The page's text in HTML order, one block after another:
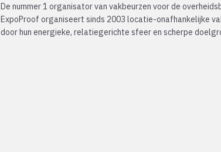
De nummer 1 organisator van vakbeurzen voor de
ExpoProof organiseert sinds 2003 locatie-onafhankelijke
door hun energieke, relatiegerichte sfeer en scherpe